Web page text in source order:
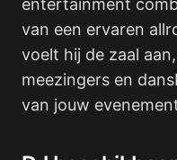
van een ervaren
voelt hij de zaal
meezingers en
van jouw